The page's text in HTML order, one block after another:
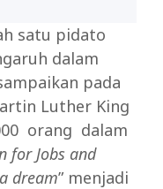
satu pidato
dalam
pada
Luther King
orang dalam
for Jobs and
dream” menjadi